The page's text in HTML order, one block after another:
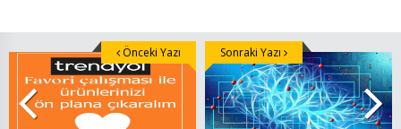
Önceki Yazı Sonraki Yazı